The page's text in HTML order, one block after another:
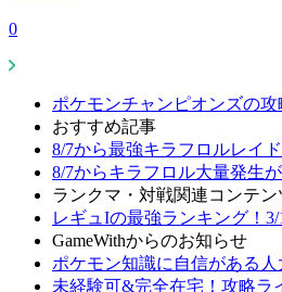
0
ポケモンチャンピオンズの攻
おすすめ記事
8/7から最強キラフロルレイド
8/7からキラフロル大量発生が
ランクマ・対戦関連コンテン
レギュIの最強ランキング！3/
GameWithからのお知らせ
ポケモン知識に自信がある人
未経験可&完全在宅！攻略ラ